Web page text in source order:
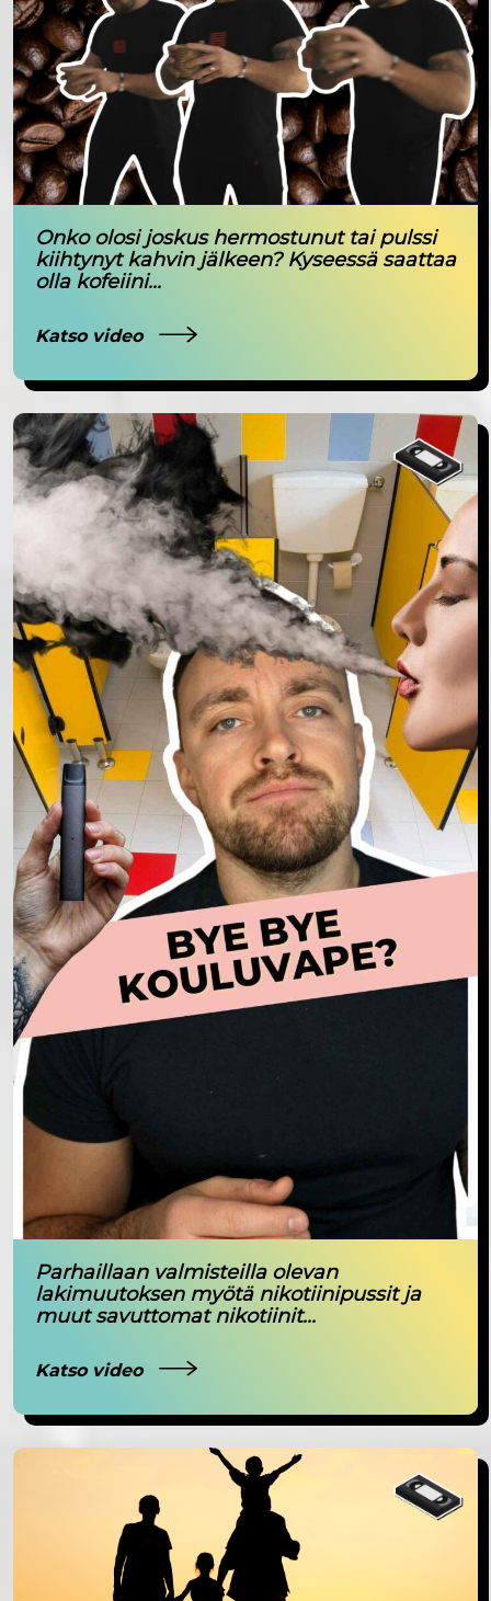
Onko olosi joskus hermostunut tai pulssi
kiihtynyt kahvin jälkeen? Kyseessä saattaa
olla kofeiini...
Katso video
Parhaillaan valmisteilla olevan
lakimuutoksen myötä nikotiinipussit ja
muut savuttomat nikotiinit...
Katso video